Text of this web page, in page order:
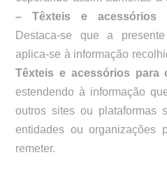
– Têxteis e acessórios
Destaca-se que a
aplica-se à informação
Têxteis e acessórios para
estendendo à informação
outros sites ou plataformas
entidades ou organizações
remeter.